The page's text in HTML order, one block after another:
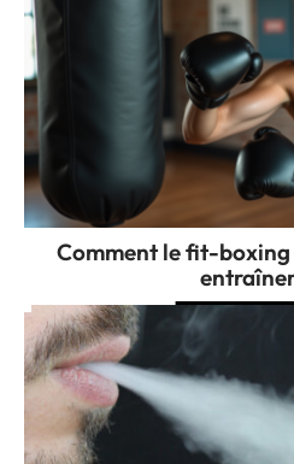
Comment le fit-